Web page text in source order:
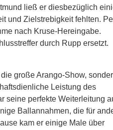
ließ er diesbezüglich
und Zielstrebigkeit fehlten.
nach Kruse-Hereingabe.
durch Rupp ersetzt.
große Arango-Show,
Leistung des
seine perfekte Weiterleitung
Ballannahmen, die für
kam er einige Male über